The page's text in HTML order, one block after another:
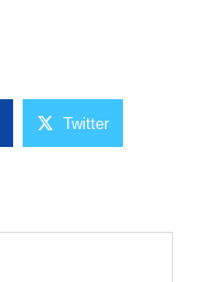
Twitter